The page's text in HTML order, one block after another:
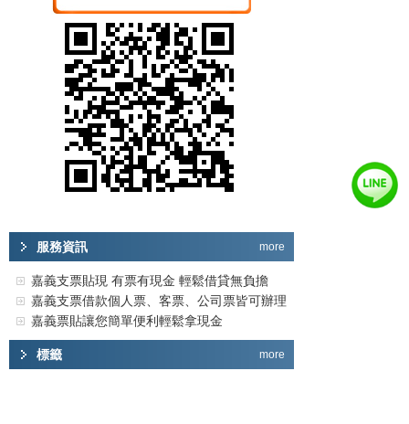
服務資訊 more
嘉義支票貼現 有票有現金 輕鬆借貸無負擔
嘉義支票借款個人票、客票、公司票皆可辦理
嘉義票貼讓您簡單便利輕鬆拿現金
標籤 more